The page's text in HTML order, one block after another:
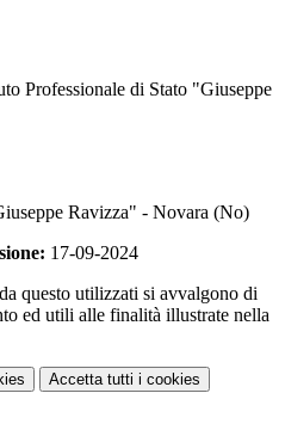
Professionale di Stato "Giuseppe
Ravizza" - Novara (No)
17-09-2024
questo utilizzati si avvalgono di
ed utili alle finalità illustrate nella
Accetta tutti i cookies